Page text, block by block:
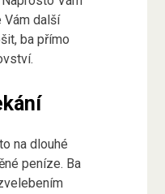
Vám další
ba přímo
na dlouhé
peníze. Ba